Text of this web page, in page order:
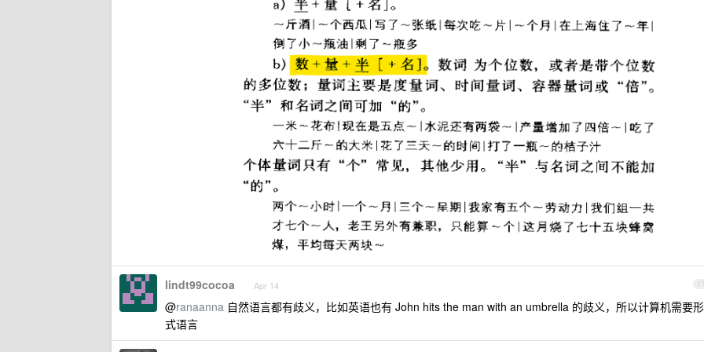
17
lindt99cocoa Apr 14
@ranaanna 自然语言都有歧义，比如英语也有 John hits the man with an umbrella 的歧义，所以计算机需要形
式语言